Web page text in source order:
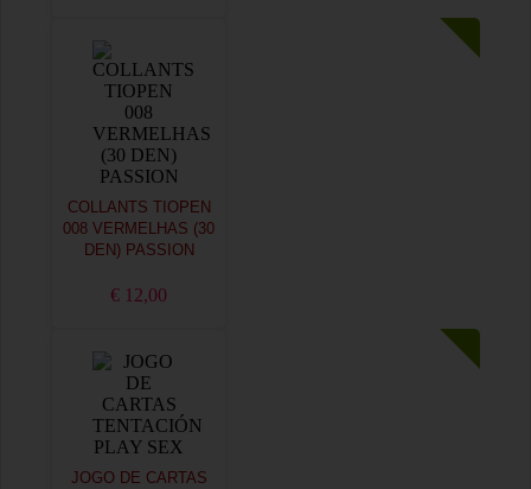
COLLANTS TIOPEN
008 VERMELHAS (30
DEN) PASSION
€ 12,00
JOGO DE CARTAS